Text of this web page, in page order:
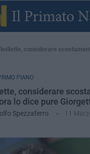
bollette, considerare
PIANO
considerare
lo dice pure
Spezzaferro 11